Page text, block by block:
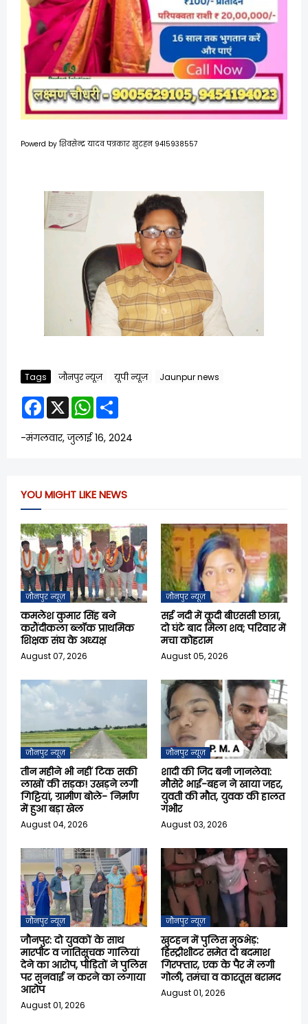
Powerd by शिवसेन्द्र यादव पत्रकार खुटहन 9415938557
Tags जौनपुर न्यूज़ यूपी न्यूज़ Jaunpur news
F
a
e
X
W
h
t
r
-मंगलवार, जुलाई 16, 2024
YOU MIGHT LIKE NEWS
जौनपुर न्यूज़
कमलेश कुमार सिंह बने
करौंदीकला ब्लॉक प्राथमिक
शिक्षक संघ के अध्यक्ष
August 07, 2026
जौनपुर न्यूज़
सई नदी में कूदी बीएससी छात्रा,
दो घंटे बाद मिला शव; परिवार में
मचा कोहराम
August 05, 2026
जौनपुर न्यूज़
तीन महीने भी नहीं टिक सकी
लाखों की सड़क! उखड़ने लगी
गिट्टियां, ग्रामीण बोले- निर्माण
में हुआ बड़ा खेल
August 04, 2026
जौनपुर न्यूज़
शादी की जिद बनी जानलेवा:
मौसेरे भाई-बहन ने खाया जहर,
युवती की मौत, युवक की हालत
गंभीर
August 03, 2026
जौनपुर न्यूज़
जौनपुर: दो युवकों के साथ
मारपीट व जातिसूचक गालियां
देने का आरोप, पीड़ितों ने पुलिस
पर सुनवाई न करने का लगाया
आरोप
August 01, 2026
जौनपुर न्यूज़
खुटहन में पुलिस मुठभेड़:
हिस्ट्रीशीटर समेत दो बदमाश
गिरफ्तार, एक के पैर में लगी
गोली, तमंचा व कारतूस बरामद
August 01, 2026